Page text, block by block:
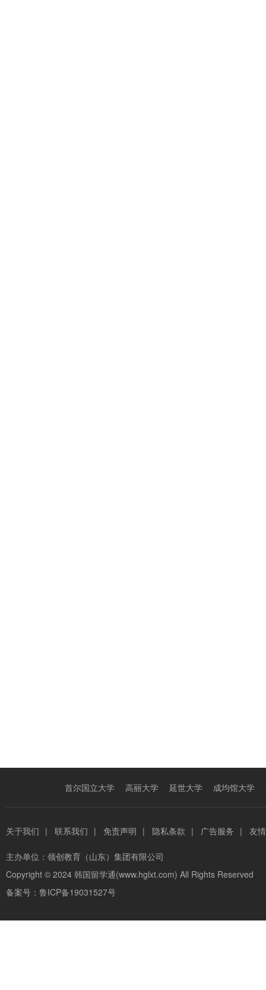
首尔国立大学 高丽大学 延世大学 成均馆大学
关于我们 | 联系我们 | 免责声明 | 隐私条款 | 广告服务 | 友
主办单位： 领创教育（山东）集团有限公司
Copyright © 2024 韩国留学通(www.hglxt.com) All Rights Reserved
备案号： 鲁ICP备19031527号